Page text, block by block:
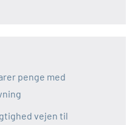
penge med
vejen til